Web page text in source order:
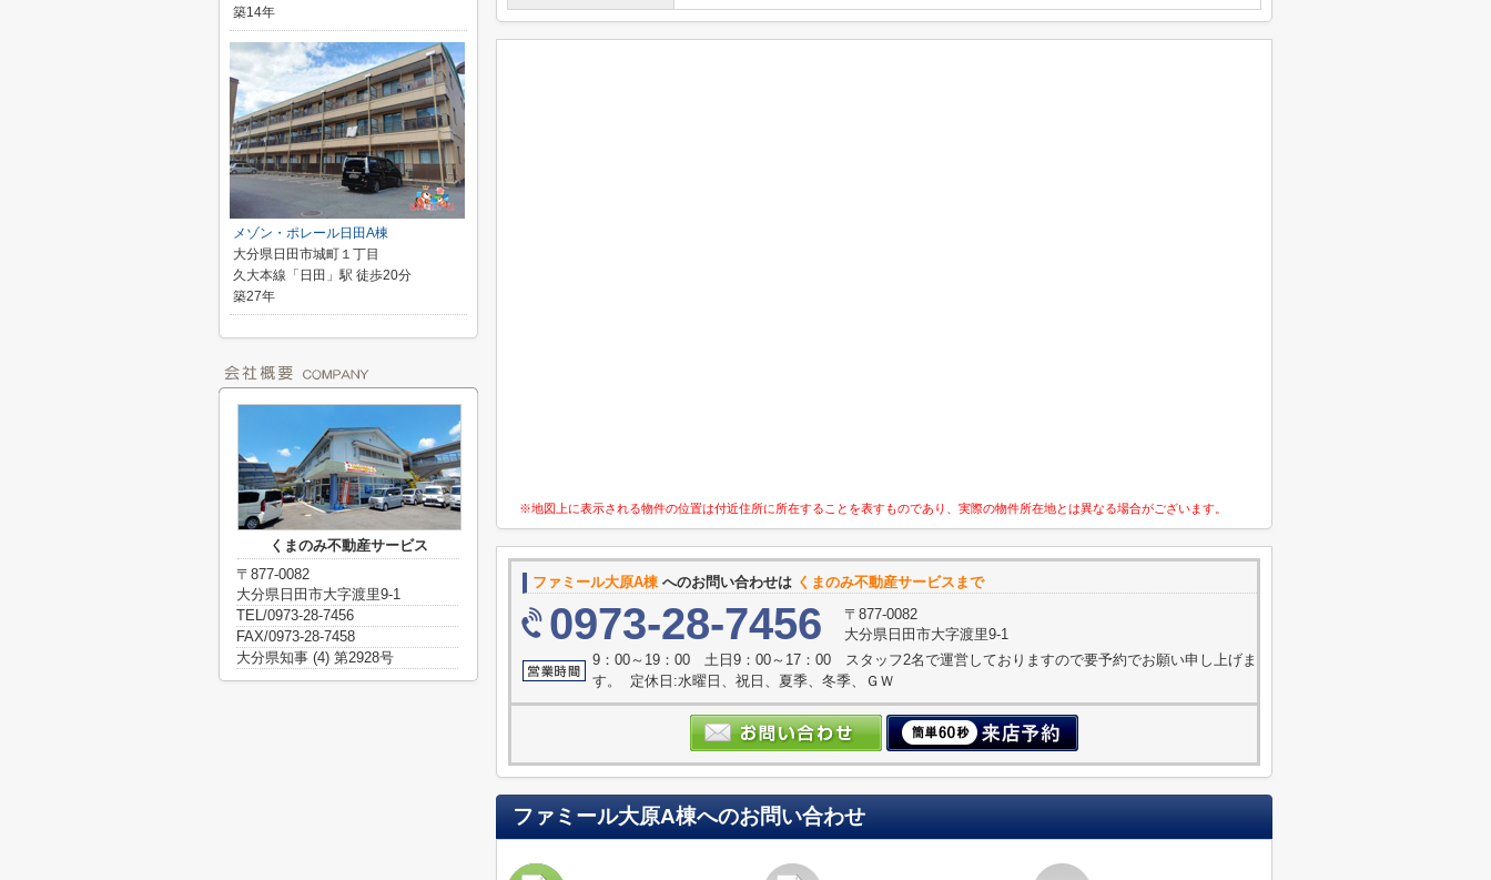
※地図上に表示される物件の位置は付近住所に所在することを表すものであり、実際の物件所在地とは異なる場合がございます。
ファミール大原A棟 へのお問い合わせは くまのみ不動産サービスまで
0973-28-7456
〒877-0082
大分県日田市大字渡里9-1
9：00～19：00 土日9：00～17：00 スタッフ2名で運営しておりますので要予約でお願い申し上げま
す。 定休日:水曜日、祝日、夏季、冬季、ＧＷ
ファミール大原A棟へのお問い合わせ
築14年
メゾン・ポレール日田A棟
大分県日田市城町１丁目
久大本線「日田」駅 徒歩20分
築27年
くまのみ不動産サービス
〒877-0082
大分県日田市大字渡里9-1
TEL/0973-28-7456
FAX/0973-28-7458
大分県知事 (4) 第2928号